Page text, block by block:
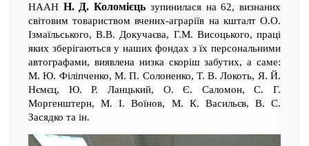
НААН Н. Д. Коломієць зупинилася на 62, визнаних
світовим товариством вчених-аграріїв на кшталт О.О.
Ізмаїльського, В.В. Докучаєва, Г.М. Висоцького, праці
яких зберігаються у наших фондах з їх персональними
автографами, виявлена низка скоріш забутих, а саме:
М. Ю. Філіпченко, М. П. Солоненко, Т. В. Локоть, Я. Й.
Нємєц, Ю. Р. Ланцький, О. Є. Саломон, С. Г.
Моргенштерн, М. І. Воїнов, М. К. Васильєв, В. С.
Засядко та ін.